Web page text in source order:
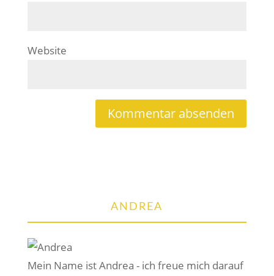
Website
ANDREA
Mein Name ist Andrea - ich freue mich darauf